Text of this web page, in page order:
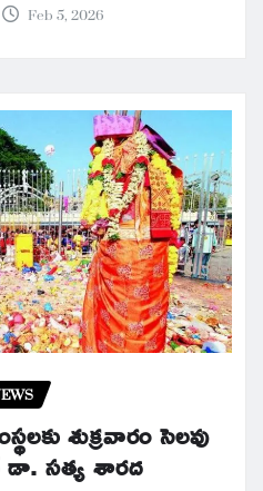
Feb 5, 2026
శుక్రవారం సెలవు
డా. సత్య శారద